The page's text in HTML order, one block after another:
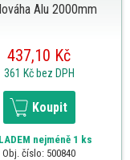
Alu 2000mm
437,10 Kč
361 Kč bez DPH
Koupit
nejméně 1 ks
Obj. číslo: 500840